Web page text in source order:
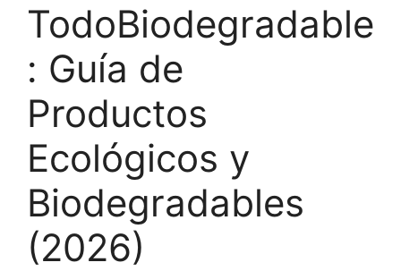
TodoBiodegradable
: Guía de
Productos
Ecológicos y
Biodegradables
(2026)